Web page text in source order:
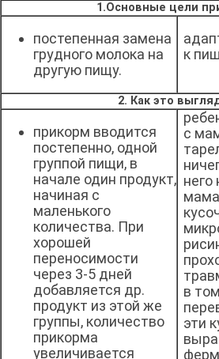
1.Основные цели
постепенная замена
грудного молока на
другую пищу.
к
2. Как это
прикорм вводится
постепенно, одной
группой пищи, в
начале один продукт,
начиная с
маленького
количества. При
хорошей
переносимости
через 3-5 дней
добавляется др.
продукт из этой же
группы, количество
прикорма
увеличивается
с
него
в
эти